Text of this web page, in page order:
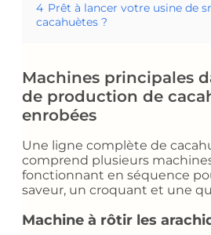
4 Prêt à lancer votre usine de
cacahuètes ?
Machines principales
de production de
enrobées
Une ligne complète de
comprend plusieurs
fonctionnant en séquence
saveur, un croquant et une
Machine à rôtir les